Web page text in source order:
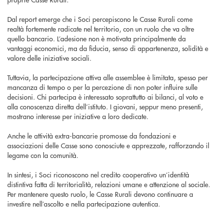
Dal report emerge che i Soci percepiscono le Casse Rurali come
realtà fortemente radicate nel territorio, con un ruolo che va oltre
quello bancario. L’adesione non è motivata principalmente da
vantaggi economici, ma da fiducia, senso di appartenenza, solidità e
valore delle iniziative sociali.
Tuttavia, la partecipazione attiva alle assemblee è limitata, spesso per
mancanza di tempo o per la percezione di non poter influire sulle
decisioni. Chi partecipa è interessato soprattutto ai bilanci, al voto e
alla conoscenza diretta dell’istituto. I giovani, seppur meno presenti,
mostrano interesse per iniziative a loro dedicate.
Anche le attività extra-bancarie promosse da fondazioni e
associazioni delle Casse sono conosciute e apprezzate, rafforzando il
legame con la comunità.
In sintesi, i Soci riconoscono nel credito cooperativo un’identità
distintiva fatta di territorialità, relazioni umane e attenzione al sociale.
Per mantenere questo ruolo, le Casse Rurali devono continuare a
investire nell’ascolto e nella partecipazione autentica.